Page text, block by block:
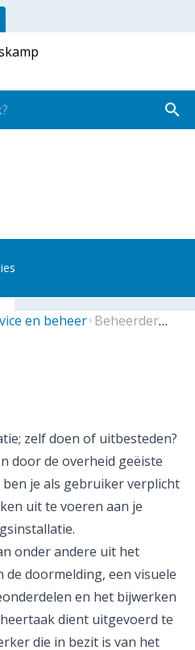
en beheer beheerder brandmeldinstallaties
zelf doen of uitbesteden?
door de overheid geëiste
je als gebruiker verplicht
uit te voeren aan je
onder andere uit het
doormelding, een visuele
en het bijwerken
dient uitgevoerd te
die in bezit is van het